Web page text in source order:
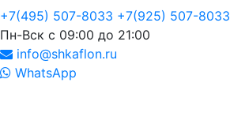
+7(495) 507-8033 +7(925) 507-8033
Пн-Вск с 09:00 до 21:00
info@shkaflon.ru
WhatsApp